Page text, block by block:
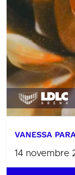
VANESSA
14 novembre